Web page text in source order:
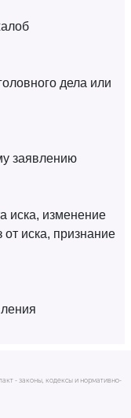
дела или
заявлению
иска, изменение
иска, признание
- законы, кодексы и нормативно-